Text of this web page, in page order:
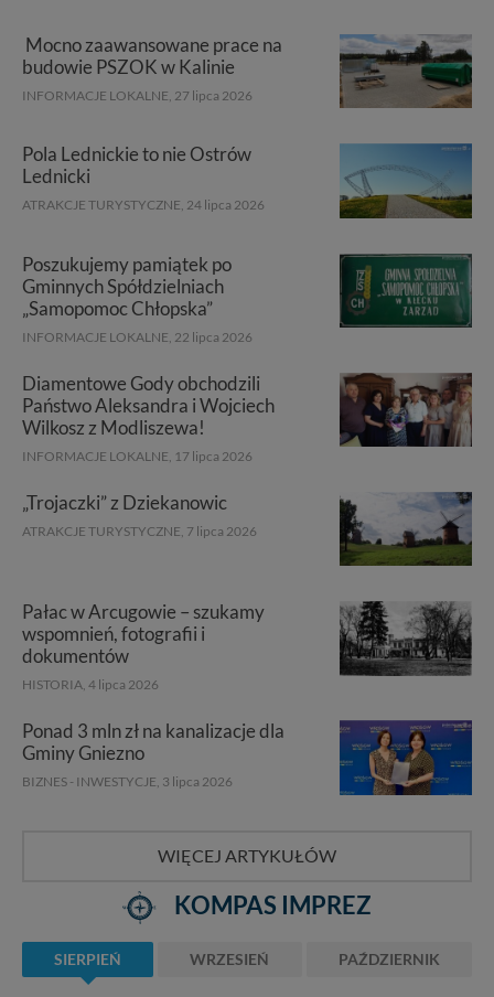
Mocno zaawansowane prace na
budowie PSZOK w Kalinie
INFORMACJE LOKALNE, 27 lipca 2026
Pola Lednickie to nie Ostrów
Lednicki
ATRAKCJE TURYSTYCZNE, 24 lipca 2026
Poszukujemy pamiątek po
Gminnych Spółdzielniach
„Samopomoc Chłopska”
INFORMACJE LOKALNE, 22 lipca 2026
Diamentowe Gody obchodzili
Państwo Aleksandra i Wojciech
Wilkosz z Modliszewa!
INFORMACJE LOKALNE, 17 lipca 2026
„Trojaczki” z Dziekanowic
ATRAKCJE TURYSTYCZNE, 7 lipca 2026
Pałac w Arcugowie – szukamy
wspomnień, fotografii i
dokumentów
HISTORIA, 4 lipca 2026
Ponad 3 mln zł na kanalizacje dla
Gminy Gniezno
BIZNES - INWESTYCJE, 3 lipca 2026
WIĘCEJ ARTYKUŁÓW
KOMPAS IMPREZ
SIERPIEŃ WRZESIEŃ PAŹDZIERNIK